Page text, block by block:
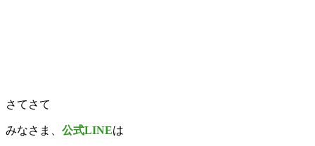
さてさて
みなさま、 公式LINEは